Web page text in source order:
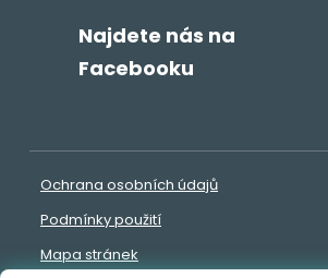
Najdete nás na
Facebooku
Ochrana osobních údajů
Podmínky použití
Mapa stránek